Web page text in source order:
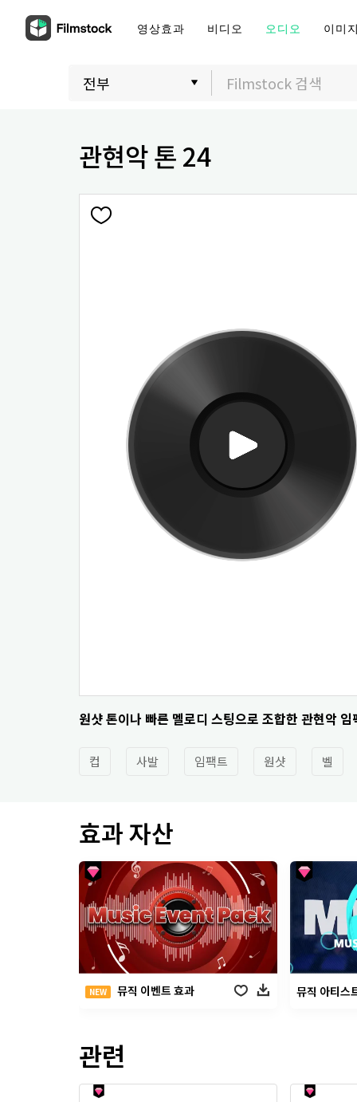
영상효과 비디오 오디오 이미
관현악 톤 24
원샷 톤이나 빠른 멜로디 스팅으로 조합한 관현악
컵 사발 임팩트 원샷 벨
효과 자산
NEW 뮤직 이벤트 효과 뮤직 아티스
관련